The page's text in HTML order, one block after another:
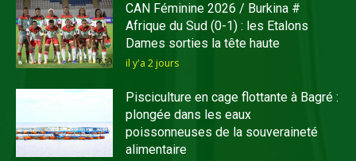
CAN Féminine 2026 / Burkina #
Afrique du Sud (0-1) : les Etalons
Dames sorties la tête haute
il y'a 2 jours
Pisciculture en cage flottante à Bagré :
plongée dans les eaux
poissonneuses de la souveraineté
alimentaire